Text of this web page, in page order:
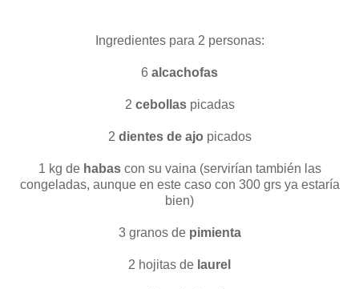
Ingredientes para 2 personas:
6 alcachofas
2 cebollaspicadas
2 dientes de ajo picados
1 kg de habascon su vaina (servirían también las
congeladas, aunque en este caso con 300 grs ya estaría
bien)
3 granos de pimienta
2 hojitas de laurel